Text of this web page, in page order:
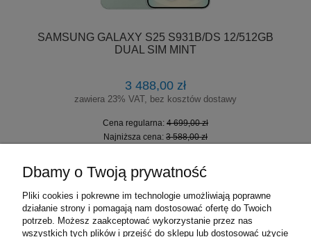
SAMSUNG GALAXY S25 S931B/DS 12/512GB
DUAL SIM MINT
3 488,00 zł
zawiera 23% VAT, bez kosztów dostawy
Cena regularna: 4 699,00 zł
Najniższa cena: 3 588,00 zł
DO KOSZYKA
« 1 2 3 4 5 6 »
Dbamy o Twoją prywatność
Pliki cookies i pokrewne im technologie umożliwiają poprawne
działanie strony i pomagają nam dostosować ofertę do Twoich
potrzeb. Możesz zaakceptować wykorzystanie przez nas
wszystkich tych plików i przejść do sklepu lub dostosować użycie